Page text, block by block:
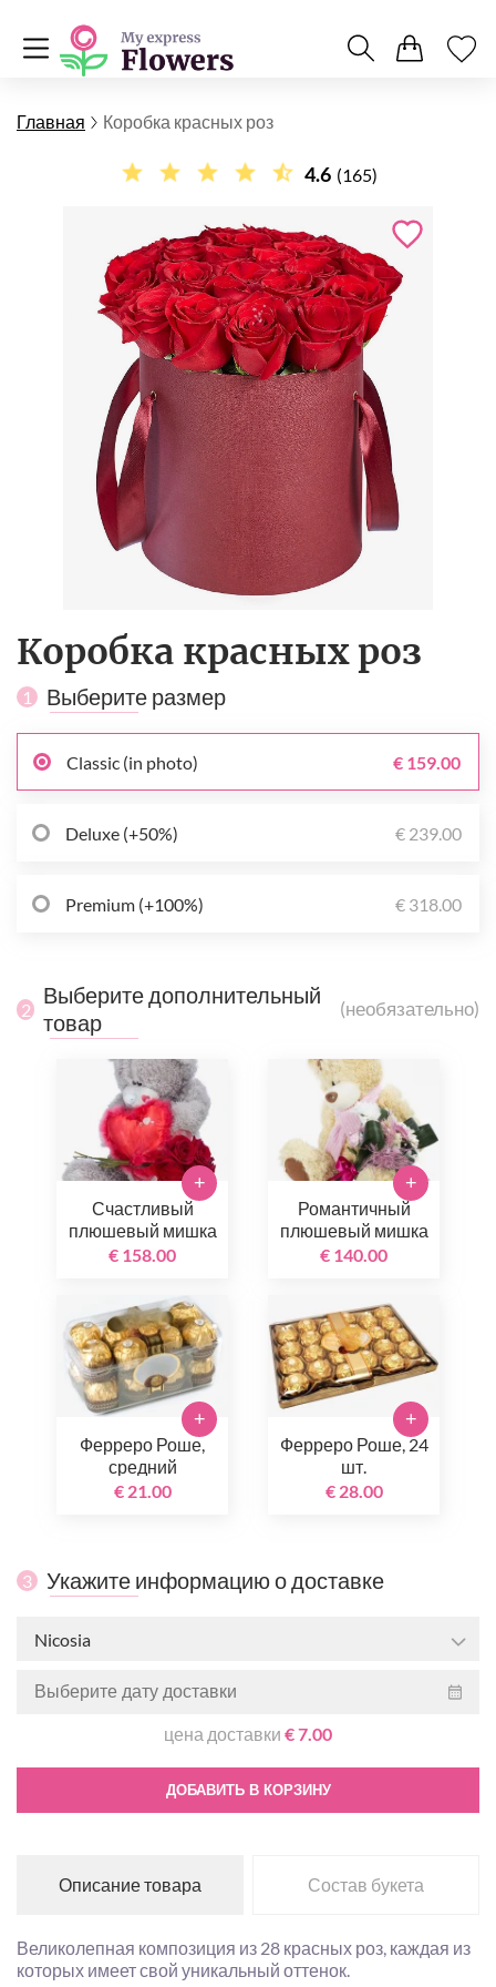
Главная Коробка красных роз
4.6 (165)
Коробка красных роз
1 Выберите размер
Classic (in photo) € 159.00
Deluxe (+50%) € 239.00
Premium (+100%) € 318.00
2
Выберите дополнительный
товар
(необязательно)
Счастливый
плюшевый мишка
€ 158.00
+
Романтичный
плюшевый мишка
€ 140.00
+
Ферреро Роше,
средний
€ 21.00
+
Ферреро Роше, 24
шт.
€ 28.00
+
3 Укажите информацию о доставке
Nicosia
цена доставки € 7.00
ДОБАВИТЬ В КОРЗИНУ
Описание товара Состав букета
Великолепная композиция из 28 красных роз, каждая из
которых имеет свой уникальный оттенок.